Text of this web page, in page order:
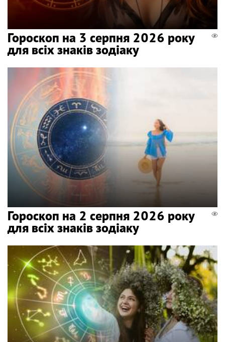
Гороскоп на 3 серпня 2026 року
для всіх знаків зодіаку
Гороскоп на 2 серпня 2026 року
для всіх знаків зодіаку